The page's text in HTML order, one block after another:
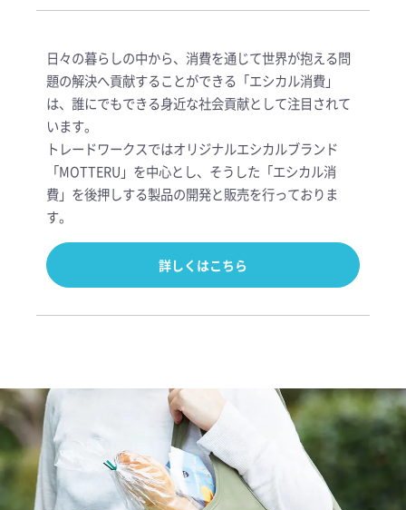
日々の暮らしの中から、消費を通じて世界が抱える問
題の解決へ貢献することができる「エシカル消費」
は、誰にでもできる身近な社会貢献として注目されて
います。
トレードワークスではオリジナルエシカルブランド
「MOTTERU」を中心とし、そうした「エシカル消
費」を後押しする製品の開発と販売を行っておりま
す。
詳しくはこちら